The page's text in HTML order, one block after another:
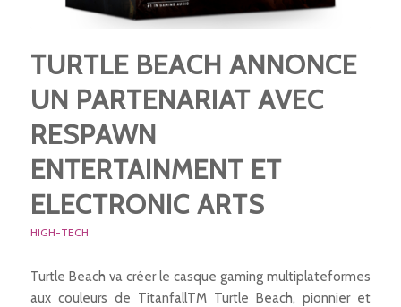
TURTLE BEACH ANNONCE
UN PARTENARIAT AVEC
RESPAWN
ENTERTAINMENT ET
ELECTRONIC ARTS
HIGH-TECH
Turtle Beach va créer le casque gaming multiplateformes
aux couleurs de TitanfallTM Turtle Beach, pionnier et